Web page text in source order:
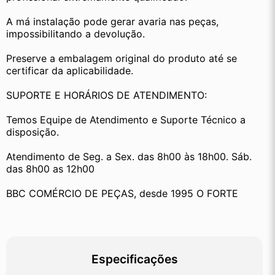
A má instalação pode gerar avaria nas peças,
impossibilitando a devolução.
Preserve a embalagem original do produto até se
certificar da aplicabilidade.
SUPORTE E HORÁRIOS DE ATENDIMENTO:
Temos Equipe de Atendimento e Suporte Técnico a
disposição.
Atendimento de Seg. a Sex. das 8h00 às 18h00. Sáb.
das 8h00 as 12h00
BBC COMÉRCIO DE PEÇAS, desde 1995 O FORTE
Especificações